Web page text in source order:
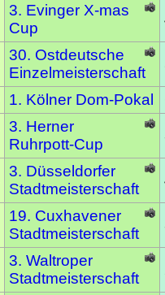
3. Evinger X-mas
Cup
30. Ostdeutsche
Einzelmeisterschaft
1. Kölner Dom-Pokal
3. Herner
Ruhrpott-Cup
3. Düsseldorfer
Stadtmeisterschaft
19. Cuxhavener
Stadtmeisterschaft
3. Waltroper
Stadtmeisterschaft